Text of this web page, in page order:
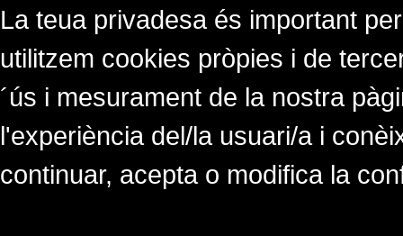
La teua privadesa és important
utilitzem cookies pròpies i de
´ús i mesurament de la nostra
l'experiència del/la usuari/a i
continuar, acepta o modifica la